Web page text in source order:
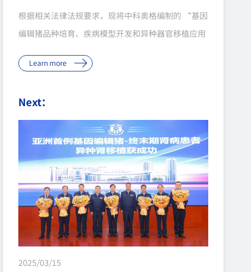
根据相关法律法规要求，现将中科奥格编制的 “基因
编辑猪品种培育、疾病模型开发和异种器官移植应用
泛听取社会各界的意见和建议。一、项目基本情况项
器官移植应用技术研发项目建设单位：四川中科奥格
生物科技有限公司二、公示时间本次公示时间为10个
工作日，自2025年7月8日起至2025年7月21日止。
三、意见反馈方式公示期间，任何单位或个人对该项
目水土保持报告表有异议的，可通过以下方式向我们
反馈：1.联系电话：132448548562.电子邮箱：
rwu@clonorgan.com3.邮寄地址：...
Learn more
Next：
2025/03/15